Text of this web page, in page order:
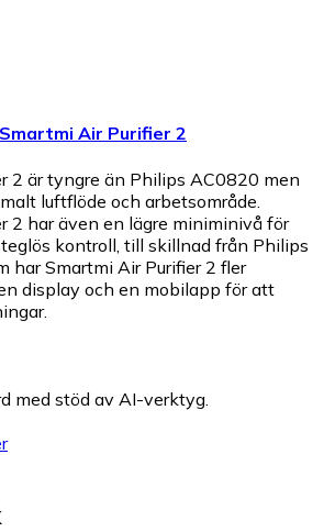
Smartmi Air Purifier 2
2 är tyngre än Philips AC0820 men
luftflöde och arbetsområde.
2 har även en lägre miniminivå för
kontroll, till skillnad från Philips
har Smartmi Air Purifier 2 fler
display och en mobilapp för att
med stöd av AI-verktyg.